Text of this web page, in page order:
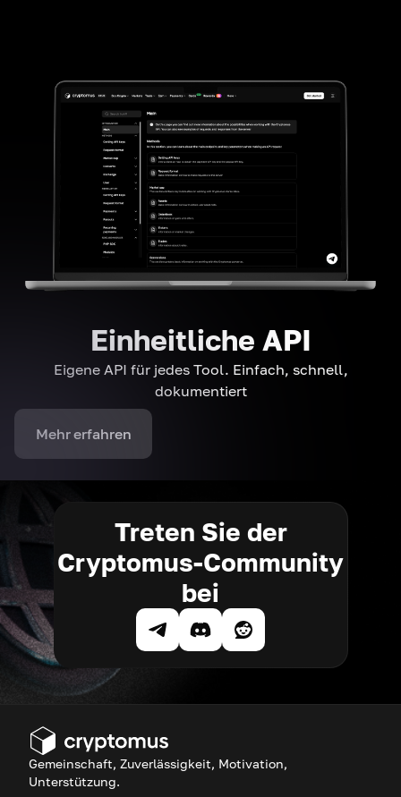
Einheitliche API
Eigene API für jedes Tool. Einfach, schnell,
dokumentiert
Mehr erfahren
Treten Sie der
Cryptomus-Community
bei
Gemeinschaft, Zuverlässigkeit, Motivation,
Unterstützung.